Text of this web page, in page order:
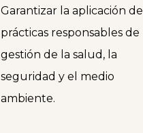
Garantizar la aplicación de
prácticas responsables de
gestión de la salud, la
seguridad y el medio
ambiente.